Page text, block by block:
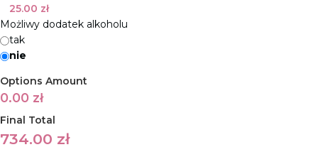
25.00 zł
Możliwy dodatek alkoholu
tak
nie
Options Amount
0.00 zł
Final Total
734.00 zł